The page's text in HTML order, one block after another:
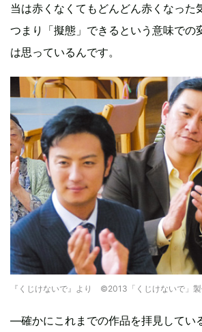
当は赤くなくてもどんどん赤くなった
つまり「擬態」できるという意味での
は思っているんです。
『くじけないで』より ©2013「くじけないで」
―確かにこれまでの作品を拝見してい